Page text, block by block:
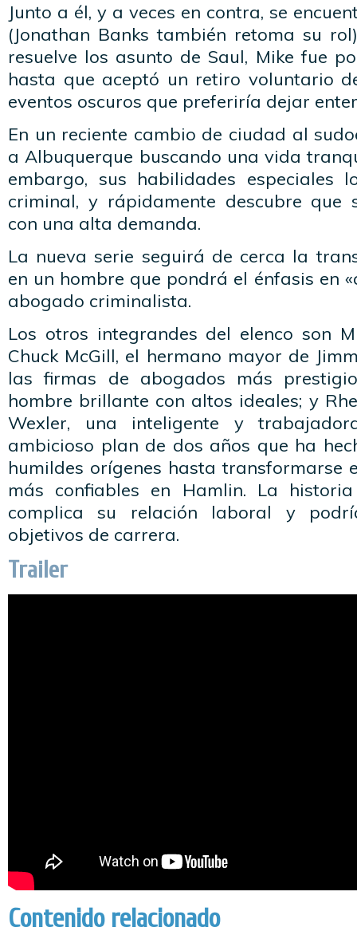
Junto a él, y a veces en contra, se
(Jonathan Banks también retoma su
resuelve los asunto de Saul, Mike fue
hasta que aceptó un retiro voluntario
eventos oscuros que preferiría dejar
En un reciente cambio de ciudad al
a Albuquerque buscando una vida
embargo, sus habilidades especiales
criminal, y rápidamente descubre que
con una alta demanda.
La nueva serie seguirá de cerca la
en un hombre que pondrá el énfasis en
abogado criminalista.
Los otros integrandes del elenco son
Chuck McGill, el hermano mayor de
las firmas de abogados más
hombre brillante con altos ideales; y
Wexler, una inteligente y
ambicioso plan de dos años que ha
humildes orígenes hasta transformarse
más confiables en Hamlin. La
complica su relación laboral y
objetivos de carrera.
Trailer
Contenido relacionado